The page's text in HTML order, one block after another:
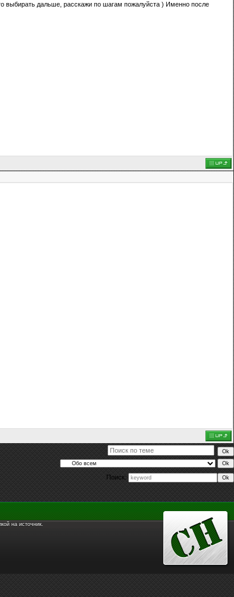
выбирать дальше, расскажи по шагам пожалуйста ) Именно после
Поиск:
на источник.